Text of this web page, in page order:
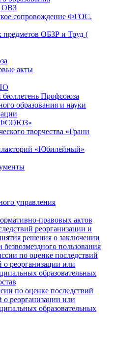
ОВЗ
сопровождение ФГОС.
предметов ОБЗР и Труд (
акты
Профсоюза
образования и науки
творчества «Грани
«Юбилейный»
управления
правовых актов
реорганизации и
решения о заключении
пользования
по оценке последствий
реорганизации или
образовательных
по оценке последствий
реорганизации или
образовательных